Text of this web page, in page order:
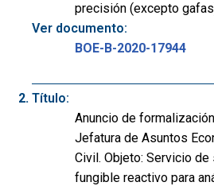
precisión (excepto
Ver documento:
BOE-B-2020-17944
Título:
Anuncio de
Jefatura de Asuntos
Civil. Objeto: Servicio
fungible reactivo para